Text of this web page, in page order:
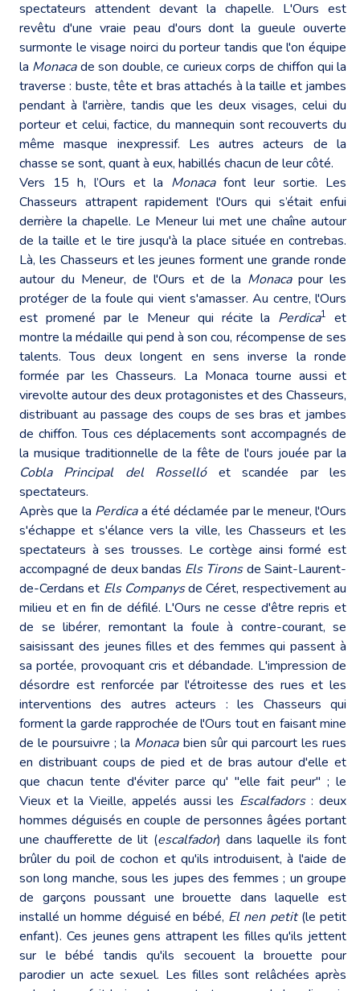
spectateurs attendent devant la chapelle. L'Ours est
revêtu d'une vraie peau d'ours dont la gueule ouverte
surmonte le visage noirci du porteur tandis que l'on équipe
la Monacade son double, ce curieux corps de chiffon qui la
traverse : buste, tête et bras attachés à la taille et jambes
pendant à l'arrière, tandis que les deux visages, celui du
porteur et celui, factice, du mannequin sont recouverts du
même masque inexpressif. Les autres acteurs de la
chasse se sont, quant à eux, habillés chacun de leur côté.
Vers 15 h, l’Ours et la Monacafont leur sortie. Les
Chasseurs attrapent rapidement l'Ours qui s’était enfui
derrière la chapelle. Le Meneur lui met une chaîne autour
de la taille et le tire jusqu'à la place située en contrebas.
Là, les Chasseurs et les jeunes forment une grande ronde
autour du Meneur, de l'Ours et de la Monacapour les
protéger de la foule qui vient s'amasser. Au centre, l'Ours
est promené par le Meneur qui récite la Perdica1
et
montre la médaille qui pend à son cou, récompense de ses
talents. Tous deux longent en sens inverse la ronde
formée par les Chasseurs. La Monaca tourne aussi et
virevolte autour des deux protagonistes et des Chasseurs,
distribuant au passage des coups de ses bras et jambes
de chiffon. Tous ces déplacements sont accompagnés de
la musique traditionnelle de la fête de l'ours jouée par la
Cobla Principal del Rossellóet scandée par les
spectateurs.
Après que la Perdicaa été déclamée par le meneur, l'Ours
s'échappe et s'élance vers la ville, les Chasseurs et les
spectateurs à ses trousses. Le cortège ainsi formé est
accompagné de deux bandas Els Tironsde Saint-Laurent-
de-Cerdans et Els Companysde Céret, respectivement au
milieu et en fin de défilé. L'Ours ne cesse d'être repris et
de se libérer, remontant la foule à contre-courant, se
saisissant des jeunes filles et des femmes qui passent à
sa portée, provoquant cris et débandade. L'impression de
désordre est renforcée par l'étroitesse des rues et les
interventions des autres acteurs : les Chasseurs qui
forment la garde rapprochée de l'Ours tout en faisant mine
de le poursuivre ; la Monacabien sûr qui parcourt les rues
en distribuant coups de pied et de bras autour d'elle et
que chacun tente d'éviter parce qu' "elle fait peur" ; le
Vieux et la Vieille, appelés aussi les Escalfadors: deux
hommes déguisés en couple de personnes âgées portant
une chaufferette de lit (escalfador) dans laquelle ils font
brûler du poil de cochon et qu'ils introduisent, à l'aide de
son long manche, sous les jupes des femmes ; un groupe
de garçons poussant une brouette dans laquelle est
installé un homme déguisé en bébé, El nen petit(le petit
enfant). Ces jeunes gens attrapent les filles qu'ils jettent
sur le bébé tandis qu'ils secouent la brouette pour
parodier un acte sexuel. Les filles sont relâchées après